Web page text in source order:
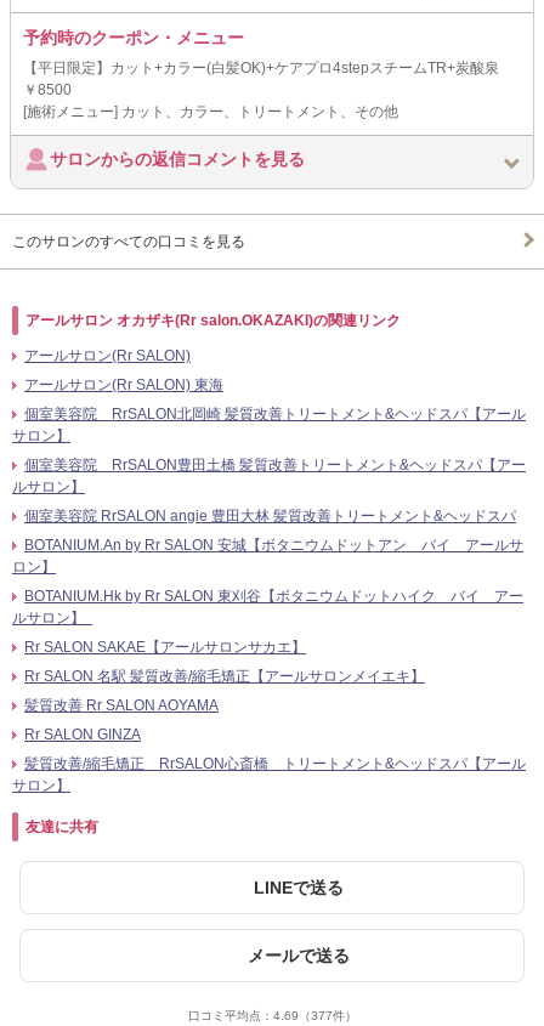
予約時のクーポン・メニュー
【平日限定】カット+カラー(白髪OK)+ケアプロ4stepスチームTR+炭酸泉
￥8500
[施術メニュー] カット、カラー、トリートメント、その他
サロンからの返信コメントを見る
このサロンのすべての口コミを見る
アールサロン オカザキ(Rr salon.OKAZAKI)の関連リンク
アールサロン(Rr SALON)
アールサロン(Rr SALON) 東海
個室美容院 RrSALON北岡崎 髪質改善トリートメント&ヘッドスパ【アール
サロン】
個室美容院 RrSALON豊田土橋 髪質改善トリートメント&ヘッドスパ【アー
ルサロン】
個室美容院 RrSALON angie 豊田大林 髪質改善トリートメント&ヘッドスパ
BOTANIUM.An by Rr SALON 安城【ボタニウムドットアン バイ アールサ
ロン】
BOTANIUM.Hk by Rr SALON 東刈谷【ボタニウムドットハイク バイ アー
ルサロン】
Rr SALON SAKAE【アールサロンサカエ】
Rr SALON 名駅 髪質改善/縮毛矯正【アールサロンメイエキ】
髪質改善 Rr SALON AOYAMA
Rr SALON GINZA
髪質改善/縮毛矯正 RrSALON心斎橋 トリートメント&ヘッドスパ【アール
サロン】
友達に共有
LINEで送る
メールで送る
口コミ平均点： 4.69 （377件）